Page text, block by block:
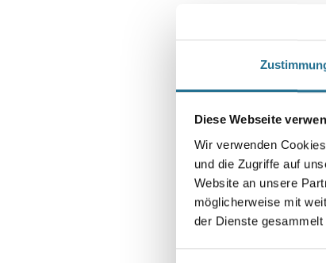
Diese Webseite
Wir verwenden
und die Zugriffe auf
Website an unsere
möglicherweise mit
der Dienste gesammelt